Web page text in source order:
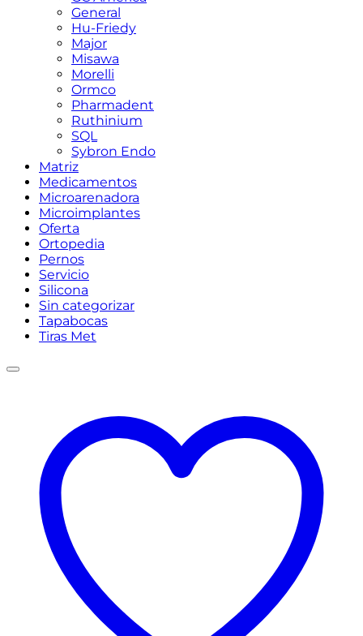
General
Hu-Friedy
Major
Misawa
Morelli
Ormco
Pharmadent
Ruthinium
SQL
Sybron Endo
Matriz
Medicamentos
Microarenadora
Microimplantes
Oferta
Ortopedia
Pernos
Servicio
Silicona
Sin categorizar
Tapabocas
Tiras Met